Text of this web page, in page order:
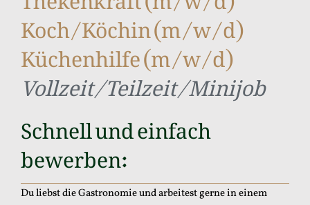
Koch/Köchin (m/w/d)
Küchenhilfe (m/w/d)
Vollzeit/Teilzeit/Minijob
Schnell und einfach
bewerben:
Du liebst die Gastronomie und arbeitest gerne in einem